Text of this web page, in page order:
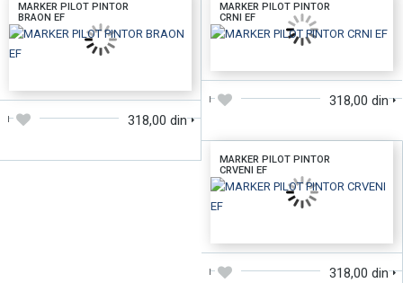
MARKER PILOT PINTOR
BRAON EF
318,00 din
MARKER PILOT PINTOR
CRNI EF
318,00 din
MARKER PILOT PINTOR
CRVENI EF
318,00 din